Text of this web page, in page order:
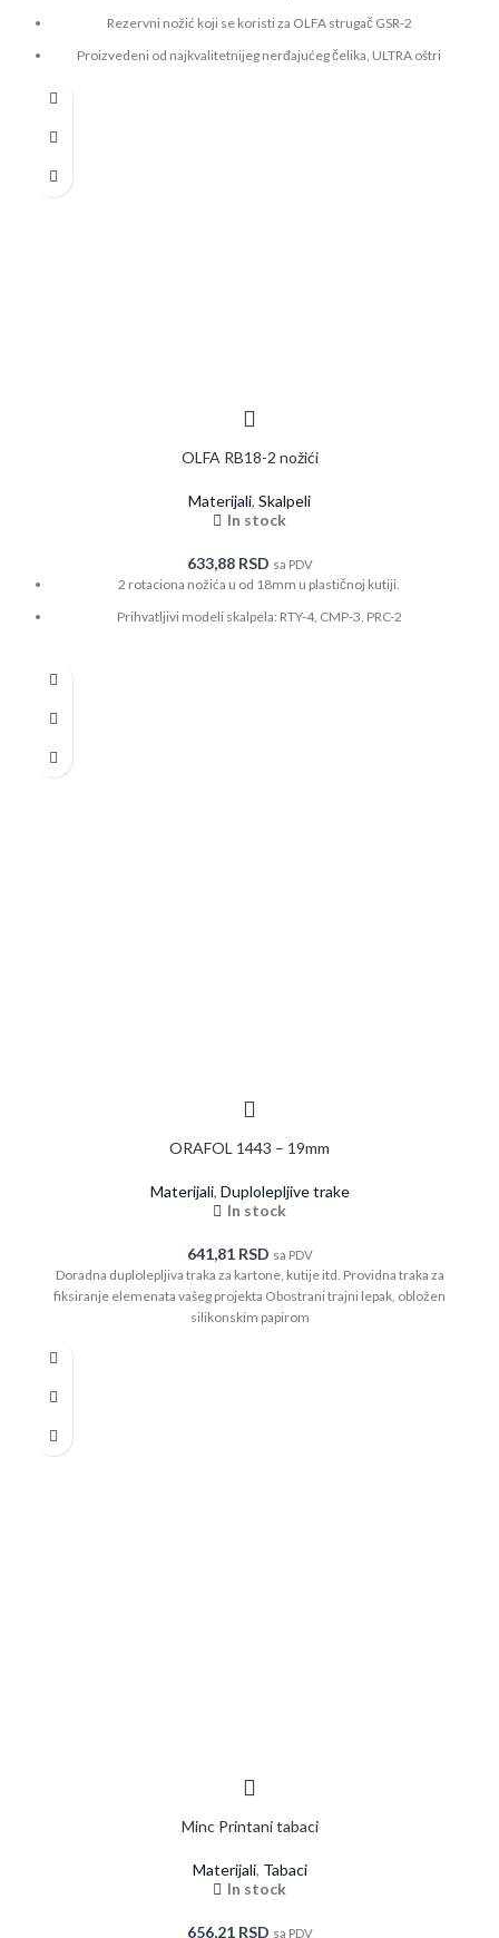
Rezervni nožić koji se koristi za OLFA strugač GSR-2
Proizvedeni od najkvalitetnijeg nerđajućeg čelika, ULTRA oštri
OLFA RB18-2 nožići
Materijali, Skalpeli
In stock
633,88 RSD sa PDV
2 rotaciona nožića u od 18mm u plastičnoj kutiji.
Prihvatljivi modeli skalpela: RTY-4, CMP-3, PRC-2
ORAFOL 1443 – 19mm
Materijali, Duplolepljive trake
In stock
641,81 RSD sa PDV
Doradna duplolepljiva traka za kartone, kutije itd. Providna traka za
fiksiranje elemenata vašeg projekta Obostrani trajni lepak, obložen
silikonskim papirom
Minc Printani tabaci
Materijali, Tabaci
In stock
656,21 RSD sa PDV